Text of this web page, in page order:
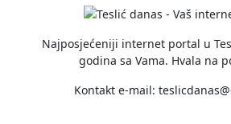
Najposjećeniji internet portal u
godina sa Vama. Hvala na
Kontakt e-mail: